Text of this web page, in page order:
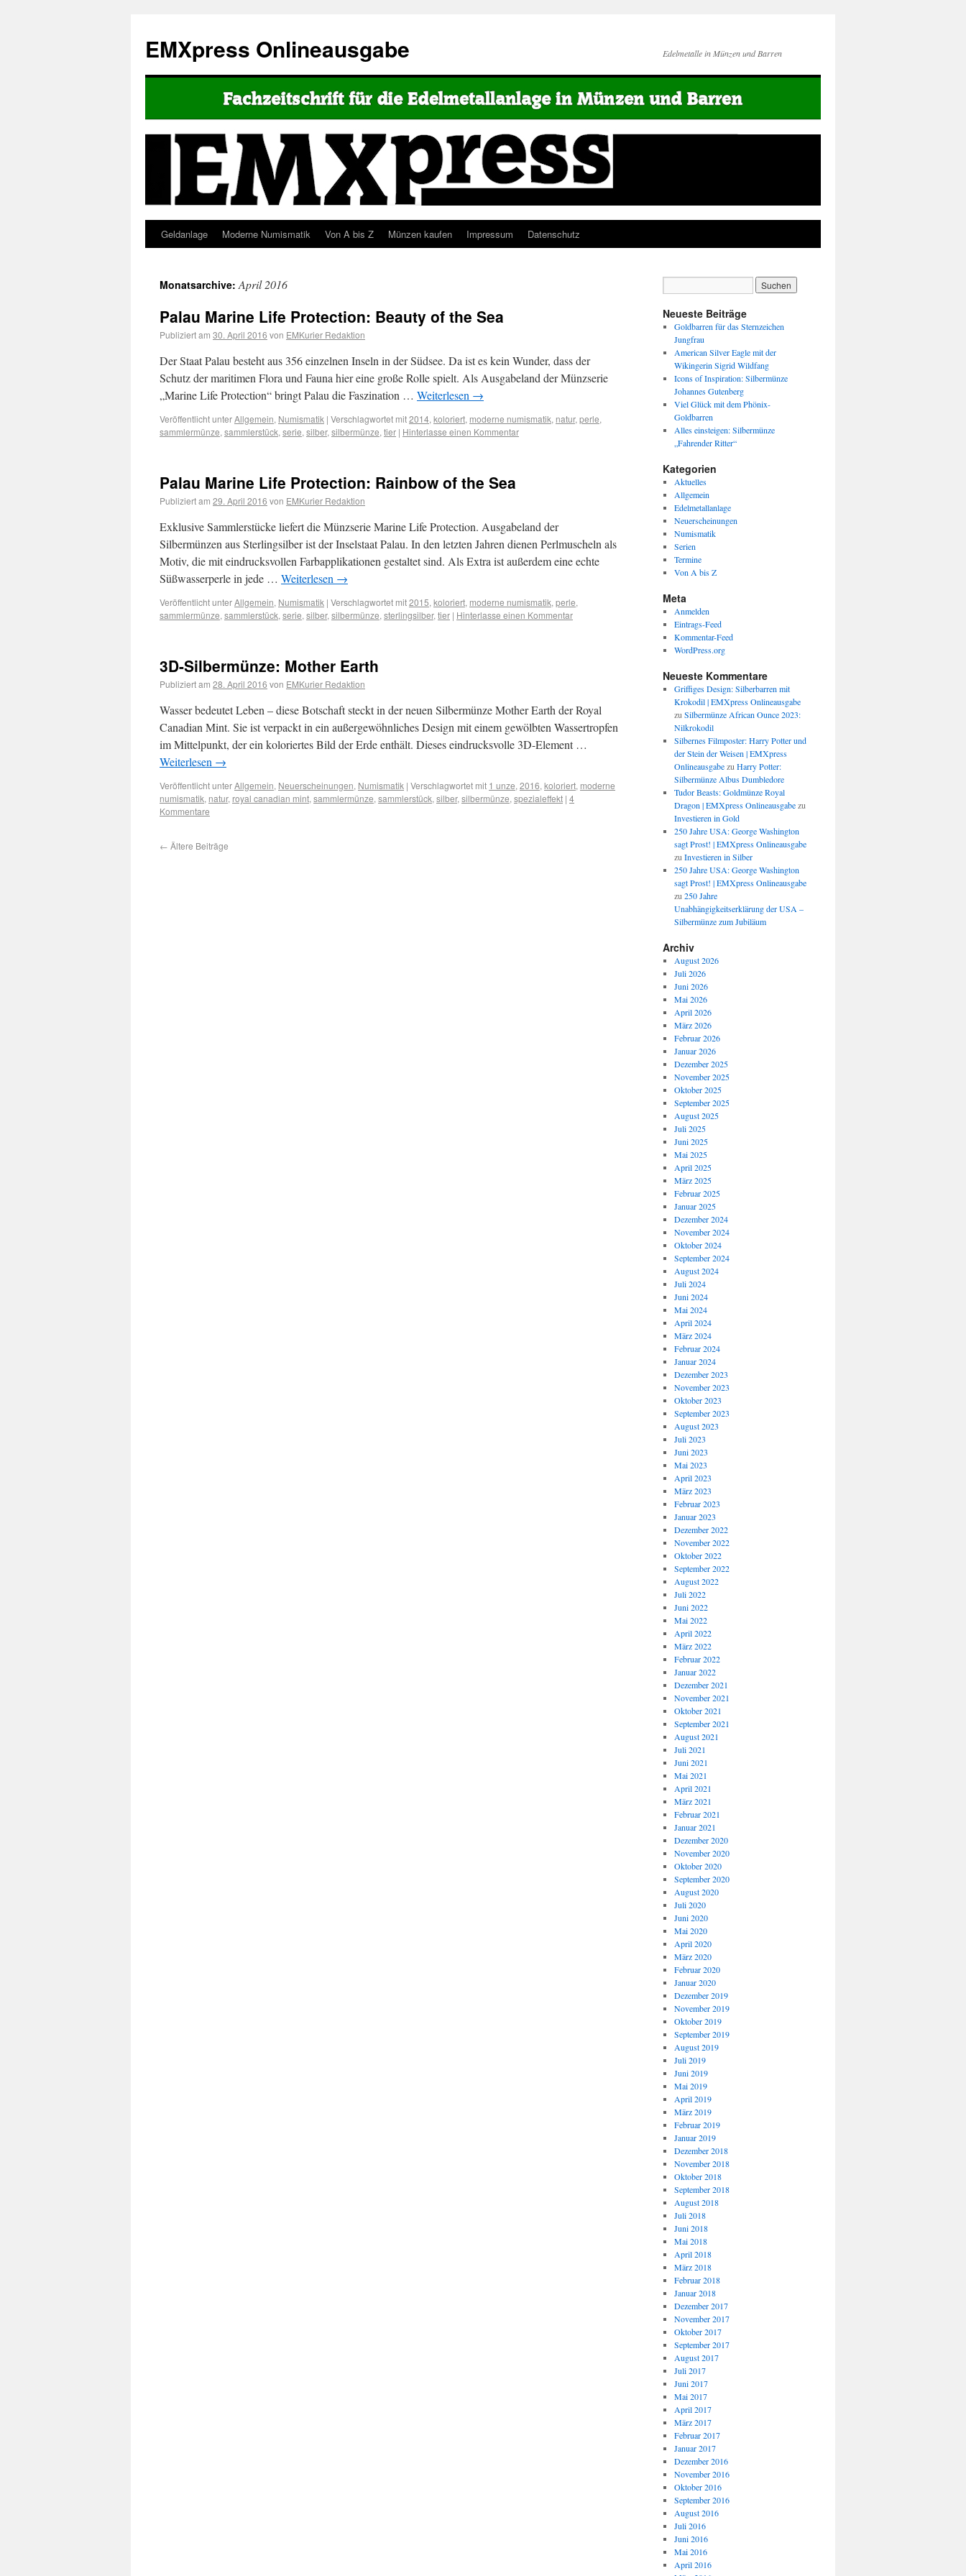
EMXpress Onlineausgabe Edelmetalle in Münzen und Barren
Geldanlage Moderne Numismatik Von A bis Z Münzen kaufen Impressum Datenschutz
Monatsarchive:April 2016
Palau Marine Life Protection: Beauty of the Sea
Publiziert am 30. April 2016 von EMKurier Redaktion
Der Staat Palau besteht aus 356 einzelnen Inseln in der Südsee. Da ist es kein Wunder, dass der
Schutz der maritimen Flora und Fauna hier eine große Rolle spielt. Als Ausgabeland der Münzserie
„Marine Life Protection“ bringt Palau die Faszination … Weiterlesen →
Veröffentlicht unterAllgemein, Numismatik | Verschlagwortet mit2014, koloriert, moderne numismatik, natur, perle,
sammlermünze, sammlerstück, serie, silber, silbermünze, tier | Hinterlasse einen Kommentar
Palau Marine Life Protection: Rainbow of the Sea
Publiziert am 29. April 2016 von EMKurier Redaktion
Exklusive Sammlerstücke liefert die Münzserie Marine Life Protection. Ausgabeland der
Silbermünzen aus Sterlingsilber ist der Inselstaat Palau. In den letzten Jahren dienen Perlmuscheln als
Motiv, die mit eindrucksvollen Farbapplikationen gestaltet sind. Als Extra ist außerdem eine echte
Süßwasserperle in jede … Weiterlesen →
Veröffentlicht unterAllgemein, Numismatik | Verschlagwortet mit2015, koloriert, moderne numismatik, perle,
sammlermünze, sammlerstück, serie, silber, silbermünze, sterlingsilber, tier | Hinterlasse einen Kommentar
3D-Silbermünze: Mother Earth
Publiziert am 28. April 2016 von EMKurier Redaktion
Wasser bedeutet Leben – diese Botschaft steckt in der neuen Silbermünze Mother Earth der Royal
Canadian Mint. Sie ist verpackt in ein außergewöhnliches Design mit einem gewölbten Wassertropfen
im Mittelpunkt, der ein koloriertes Bild der Erde enthält. Dieses eindrucksvolle 3D-Element …
Weiterlesen →
Veröffentlicht unterAllgemein, Neuerscheinungen, Numismatik | Verschlagwortet mit 1 unze, 2016, koloriert, moderne
numismatik, natur, royal canadian mint, sammlermünze, sammlerstück, silber, silbermünze, spezialeffekt | 4
Kommentare
← Ältere Beiträge
Neueste Beiträge
Goldbarren für das Sternzeichen
Jungfrau
American Silver Eagle mit der
Wikingerin Sigrid Wildfang
Icons of Inspiration: Silbermünze
Johannes Gutenberg
Viel Glück mit dem Phönix-
Goldbarren
Alles einsteigen: Silbermünze
„Fahrender Ritter“
Kategorien
Aktuelles
Allgemein
Edelmetallanlage
Neuerscheinungen
Numismatik
Serien
Termine
Von A bis Z
Meta
Anmelden
Eintrags-Feed
Kommentar-Feed
WordPress.org
Neueste Kommentare
Griffiges Design: Silberbarren mit
Krokodil | EMXpress Onlineausgabe
zu Silbermünze African Ounce 2023:
Nilkrokodil
Silbernes Filmposter: Harry Potter und
der Stein der Weisen | EMXpress
Onlineausgabezu Harry Potter:
Silbermünze Albus Dumbledore
Tudor Beasts: Goldmünze Royal
Dragon | EMXpress Onlineausgabezu
Investieren in Gold
250 Jahre USA: George Washington
sagt Prost! | EMXpress Onlineausgabe
zu Investieren in Silber
250 Jahre USA: George Washington
sagt Prost! | EMXpress Onlineausgabe
zu 250 Jahre
Unabhängigkeitserklärung der USA –
Silbermünze zum Jubiläum
Archiv
August 2026
Juli 2026
Juni 2026
Mai 2026
April 2026
März 2026
Februar 2026
Januar 2026
Dezember 2025
November 2025
Oktober 2025
September 2025
August 2025
Juli 2025
Juni 2025
Mai 2025
April 2025
März 2025
Februar 2025
Januar 2025
Dezember 2024
November 2024
Oktober 2024
September 2024
August 2024
Juli 2024
Juni 2024
Mai 2024
April 2024
März 2024
Februar 2024
Januar 2024
Dezember 2023
November 2023
Oktober 2023
September 2023
August 2023
Juli 2023
Juni 2023
Mai 2023
April 2023
März 2023
Februar 2023
Januar 2023
Dezember 2022
November 2022
Oktober 2022
September 2022
August 2022
Juli 2022
Juni 2022
Mai 2022
April 2022
März 2022
Februar 2022
Januar 2022
Dezember 2021
November 2021
Oktober 2021
September 2021
August 2021
Juli 2021
Juni 2021
Mai 2021
April 2021
März 2021
Februar 2021
Januar 2021
Dezember 2020
November 2020
Oktober 2020
September 2020
August 2020
Juli 2020
Juni 2020
Mai 2020
April 2020
März 2020
Februar 2020
Januar 2020
Dezember 2019
November 2019
Oktober 2019
September 2019
August 2019
Juli 2019
Juni 2019
Mai 2019
April 2019
März 2019
Februar 2019
Januar 2019
Dezember 2018
November 2018
Oktober 2018
September 2018
August 2018
Juli 2018
Juni 2018
Mai 2018
April 2018
März 2018
Februar 2018
Januar 2018
Dezember 2017
November 2017
Oktober 2017
September 2017
August 2017
Juli 2017
Juni 2017
Mai 2017
April 2017
März 2017
Februar 2017
Januar 2017
Dezember 2016
November 2016
Oktober 2016
September 2016
August 2016
Juli 2016
Juni 2016
Mai 2016
April 2016